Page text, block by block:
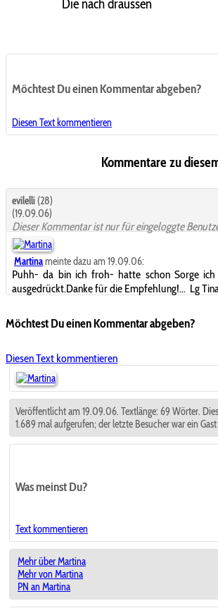
Die nach draussen
Möchtest Du einen Kommentar abgeben?
Diesen Text kommentieren
Kommentare zu
evilelli (28)
(19.09.06)
Dieser Kommentar ist nur für eingeloggte
Martinameinte dazu am 19.09.06:
Puhh- da bin ich froh- hatte schon Sorge
ausgedrückt.Danke für die Empfehlung!... Lg
Möchtest Du einen Kommentar abgeben?
Diesen Text kommentieren
Veröffentlicht am 19.09.06. Textlänge: 69 Wörter.
1.689 mal aufgerufen; der letzte Besucher war ein
Was meinst Du?
Text kommentieren
Mehr über Martina
Mehr von Martina
PN an Martina